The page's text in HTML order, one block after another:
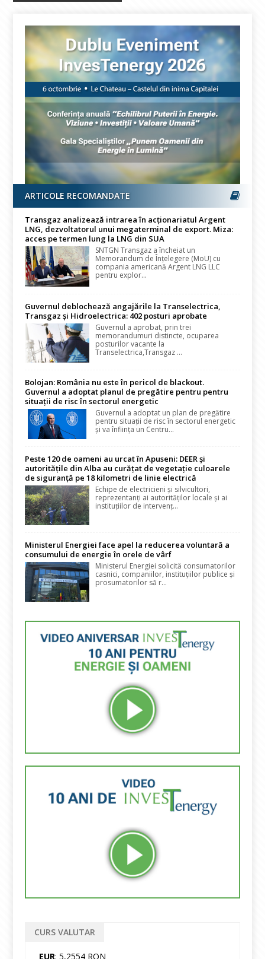
ARTICOLE RECOMANDATE
Transgaz analizează intrarea în acționariatul Argent
LNG, dezvoltatorul unui megaterminal de export. Miza:
acces pe termen lung la LNG din SUA
SNTGN Transgaz a încheiat un
Memorandum de Înțelegere (MoU) cu
compania americană Argent LNG LLC
pentru explor...
Guvernul deblochează angajările la Transelectrica,
Transgaz și Hidroelectrica: 402 posturi aprobate
Guvernul a aprobat, prin trei
memorandumuri distincte, ocuparea
posturilor vacante la
Transelectrica,Transgaz ...
Bolojan: România nu este în pericol de blackout.
Guvernul a adoptat planul de pregătire pentru pentru
situații de risc în sectorul energetic
Guvernul a adoptat un plan de pregătire
pentru situații de risc în sectorul energetic
și va înființa un Centru...
Peste 120 de oameni au urcat în Apuseni: DEER și
autoritățile din Alba au curățat de vegetație culoarele
de siguranță pe 18 kilometri de linie electrică
Echipe de electricieni și silvicultori,
reprezentanți ai autorităților locale și ai
instituțiilor de intervenț...
Ministerul Energiei face apel la reducerea voluntară a
consumului de energie în orele de vârf
Ministerul Energiei solicită consumatorilor
casnici, companiilor, instituțiilor publice și
prosumatorilor să r...
CURS VALUTAR
EUR: 5,2554 RON